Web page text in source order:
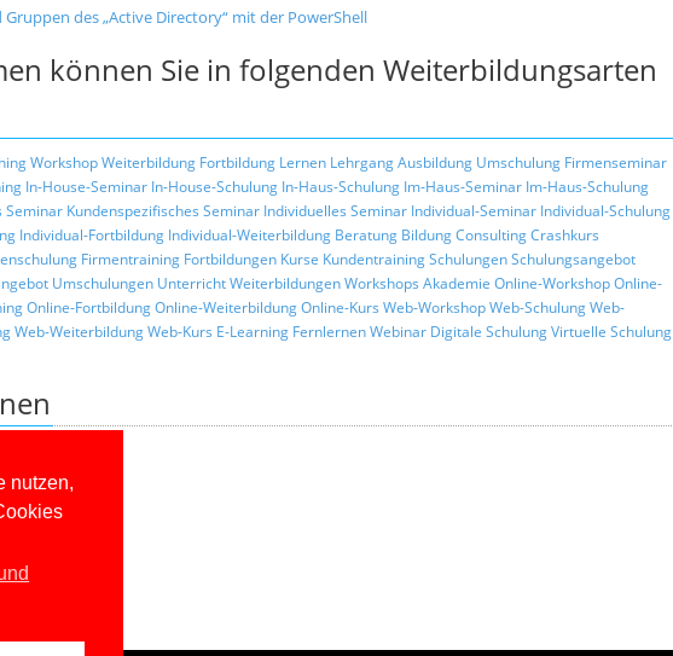
nutzen,
des „Active Directory“ mit der PowerShell
können Sie in folgenden Weiterbildungsarten
WorkshopWeiterbildung Fortbildung Lernen LehrgangAusbildung Umschulung Firmenseminar
In-House-Seminar In-House-Schulung In-Haus-Schulung Im-Haus-Seminar Im-Haus-Schulung
Seminar Kundenspezifisches Seminar Individuelles Seminar Individual-Seminar Individual-Schulung
Individual-Fortbildung Individual-Weiterbildung Beratung BildungConsultingCrashkurs
Firmentraining Fortbildungen Kurse KundentrainingSchulungenSchulungsangebot
Umschulungen UnterrichtWeiterbildungenWorkshops Akademie Online-WorkshopOnline-
Online-FortbildungOnline-WeiterbildungOnline-Kurs Web-WorkshopWeb-SchulungWeb-
Web-WeiterbildungWeb-Kurs E-Learning FernlernenWebinar Digitale SchulungVirtuelle Schulung
Schulungen